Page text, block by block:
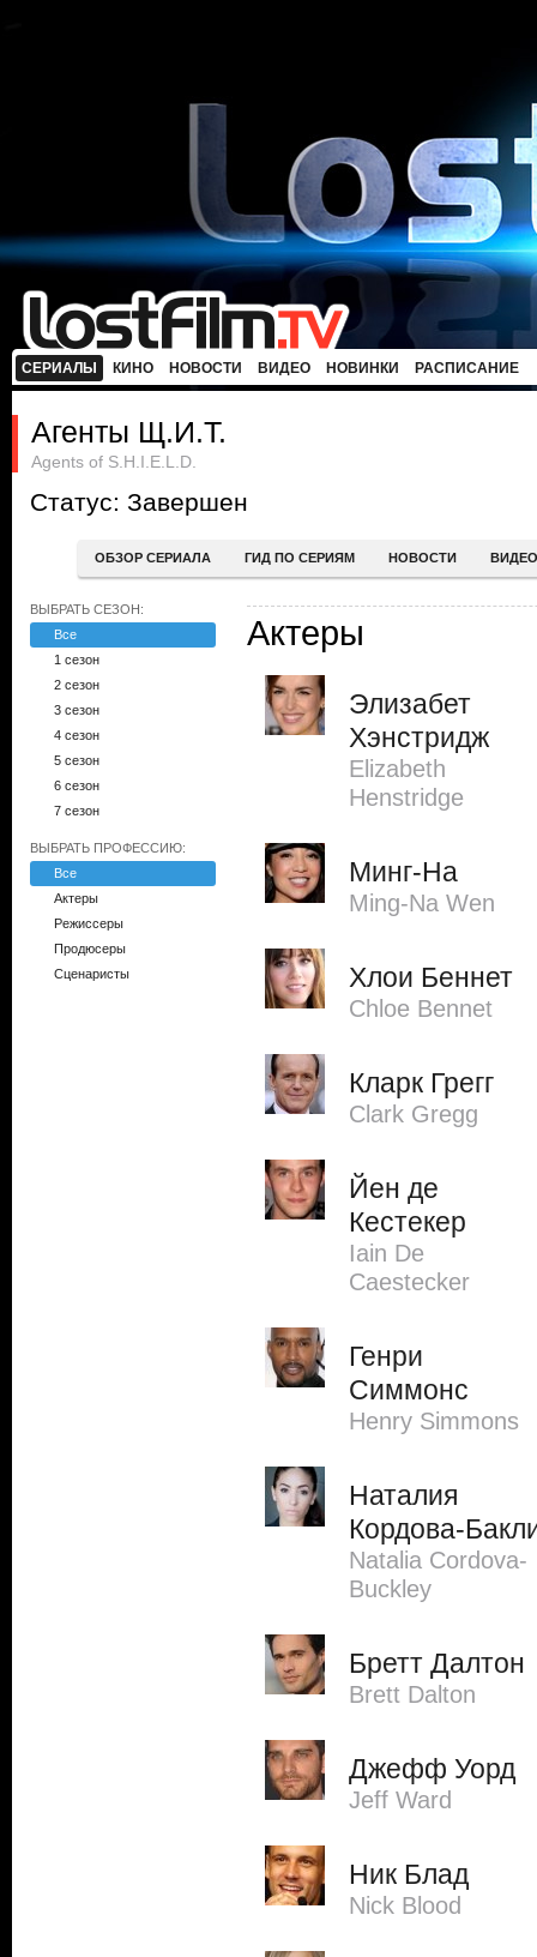
СЕРИАЛЫ КИНО НОВОСТИ ВИДЕО НОВИНКИ РАСПИСАНИЕ
Агенты Щ.И.Т.
Agents of S.H.I.E.L.D.
Статус: Завершен
ОБЗОР СЕРИАЛА ГИД ПО СЕРИЯМ НОВОСТИ ВИДЕО
ВЫБРАТЬ СЕЗОН:
Все
1 сезон
2 сезон
3 сезон
4 сезон
5 сезон
6 сезон
7 сезон
ВЫБРАТЬ ПРОФЕССИЮ:
Все
Актеры
Режиссеры
Продюсеры
Сценаристы
Актеры
Элизабет
Хэнстридж
Elizabeth
Henstridge
Минг-На
Ming-Na Wen
Хлои Беннет
Chloe Bennet
Кларк Грегг
Clark Gregg
Йен де
Кестекер
Iain De
Caestecker
Генри
Симмонс
Henry Simmons
Наталия
Кордова-
Natalia Cordova-
Buckley
Бретт Далтон
Brett Dalton
Джефф Уорд
Jeff Ward
Ник Блад
Nick Blood